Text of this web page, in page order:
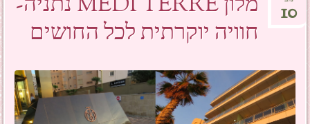
חוויה יוקרתית לכל החושים
10